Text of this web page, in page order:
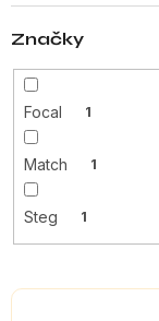
Značky
Focal 1
Match 1
Steg 1
V